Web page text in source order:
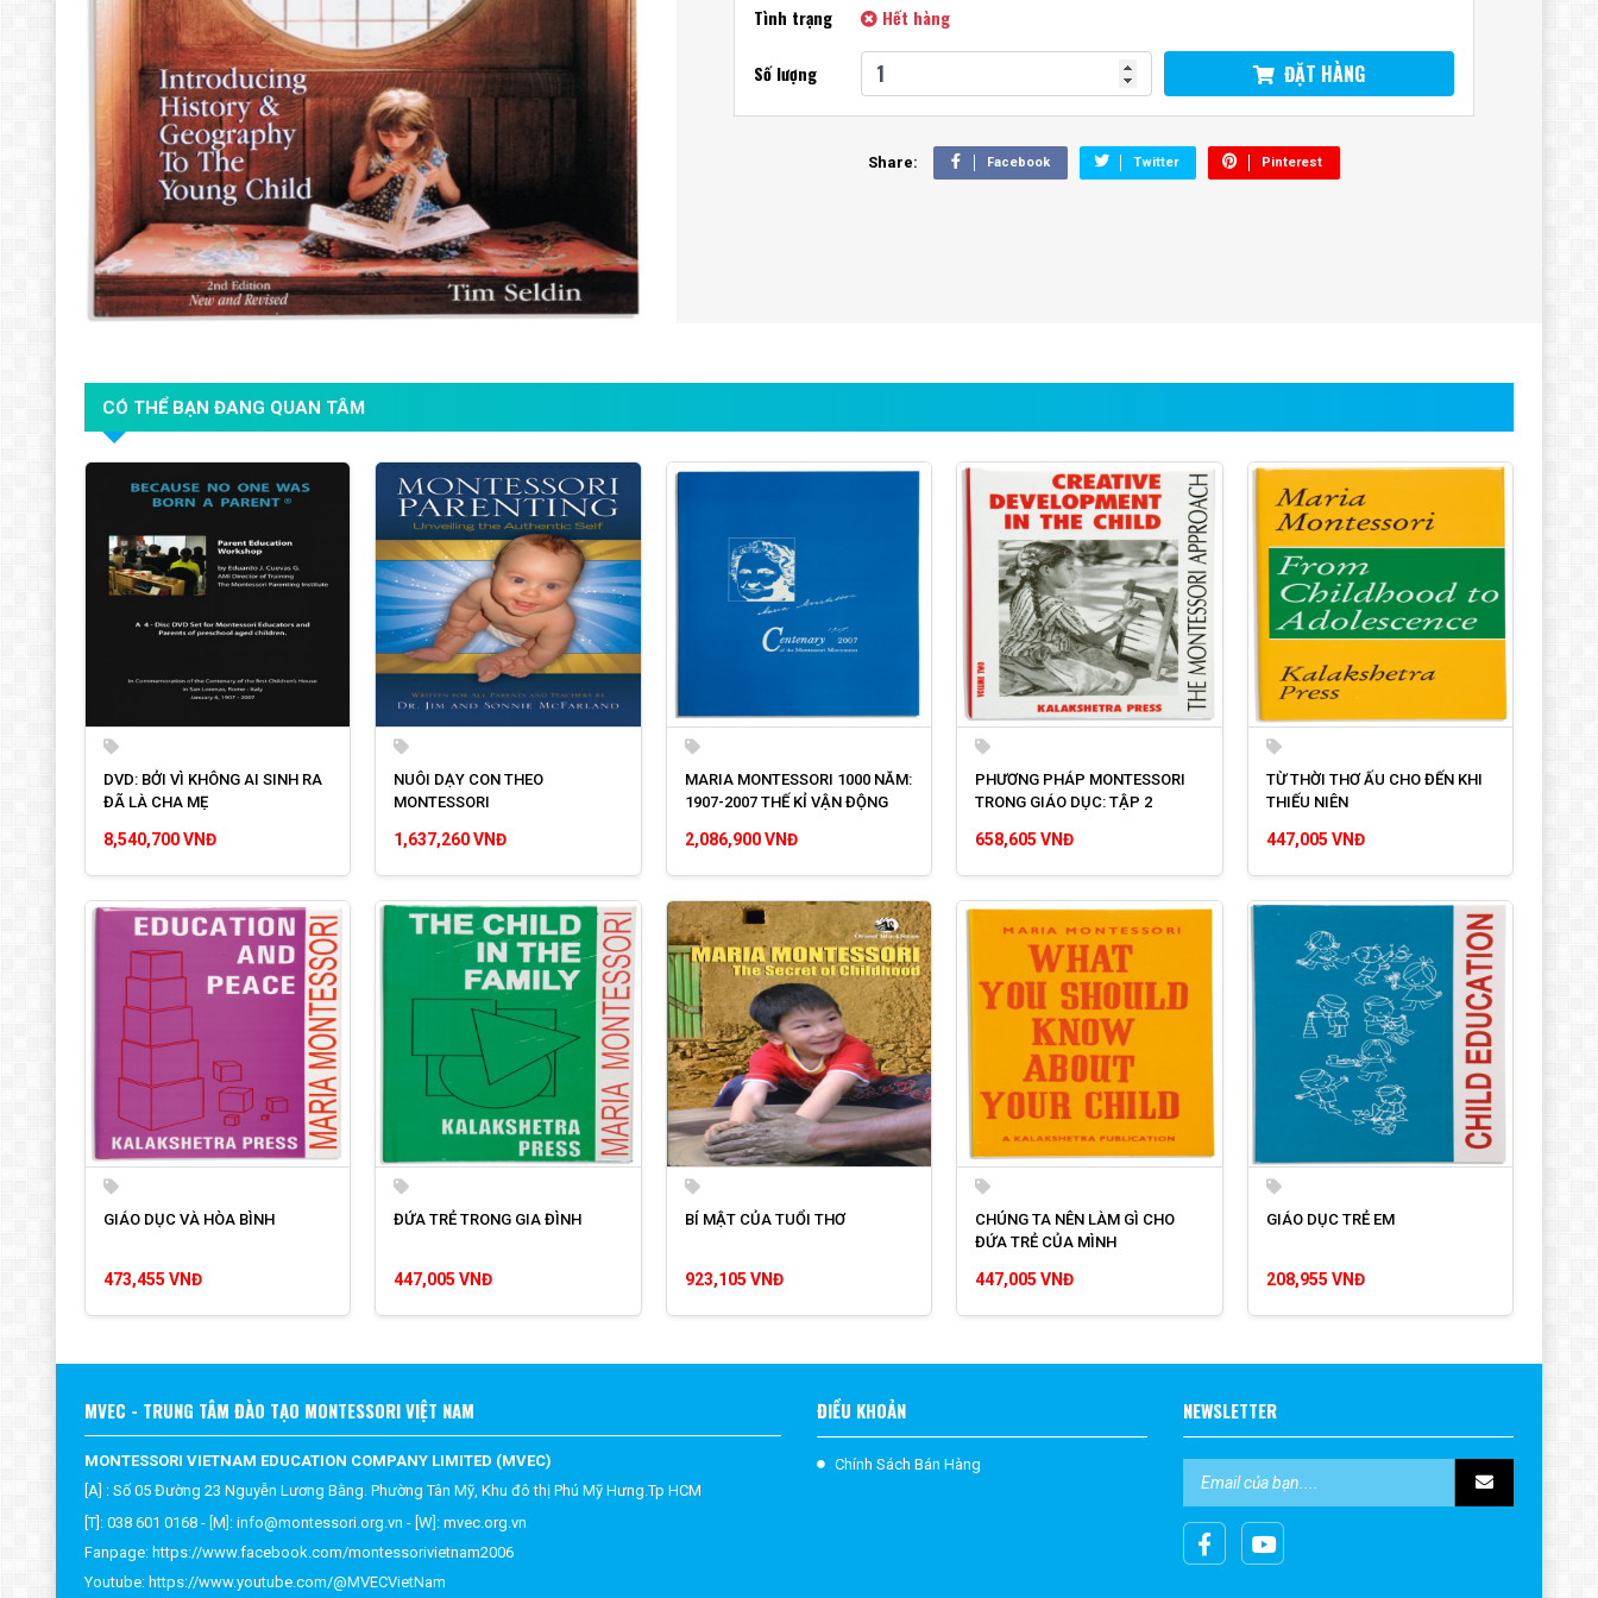
PHƯƠNG PHÁP GIÁO DỤC MONTESSORI
CHƯƠNG TRÌNH TƯ VẤN MONTESSORI
CÁC CHƯƠNG TRÌNH SẮP DIỄN RA
Tình trạng Hết hàng
Số lượng ĐẶT HÀNG
Share: Facebook Twitter Pinterest
CÓ THỂ BẠN ĐANG QUAN TÂM
DVD: BỞI VÌ KHÔNG AI SINH RA
ĐÃ LÀ CHA MẸ
8,540,700 VNĐ
NUÔI DẠY CON THEO
MONTESSORI
1,637,260 VNĐ
MARIA MONTESSORI 1000 NĂM:
1907-2007 THẾ KỈ VẬN ĐỘNG
MONTESSORI
2,086,900 VNĐ
PHƯƠNG PHÁP MONTESSORI
TRONG GIÁO DỤC: TẬP 2
658,605 VNĐ
TỪ THỜI THƠ ẤU CHO ĐẾN KHI
THIẾU NIÊN
447,005 VNĐ
GIÁO DỤC VÀ HÒA BÌNH
473,455 VNĐ
ĐỨA TRẺ TRONG GIA ĐÌNH
447,005 VNĐ
BÍ MẬT CỦA TUỔI THƠ
923,105 VNĐ
CHÚNG TA NÊN LÀM GÌ CHO
ĐỨA TRẺ CỦA MÌNH
447,005 VNĐ
GIÁO DỤC TRẺ EM
208,955 VNĐ
MVEC - TRUNG TÂM ĐÀO TẠO MONTESSORI VIỆT NAM
MONTESSORI VIETNAM EDUCATION COMPANY LIMITED (MVEC)
[A] : Số 05 Đường 23 Nguyễn Lương Bằng. Phường Tân Mỹ, Khu đô thị Phú Mỹ Hưng.Tp HCM
[T]: 038 601 0168 - [M]: info@montessori.org.vn - [W]: mvec.org.vn
Fanpage: https://www.facebook.com/montessorivietnam2006
Youtube: https://www.youtube.com/@MVECVietNam
ĐIỀU KHOẢN
Chính Sách Bán Hàng
NEWSLETTER